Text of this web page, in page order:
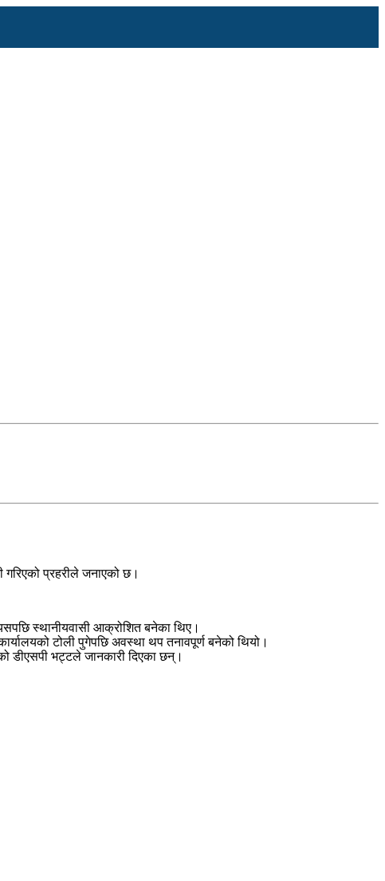
गरिएको प्रहरीले जनाएको छ।
स्थानीयवासी आक्रोशित बनेका थिए।
टोली पुगेपछि अवस्था थप तनावपूर्ण बनेको थियो।
डीएसपी भट्टले जानकारी दिएका छन्।